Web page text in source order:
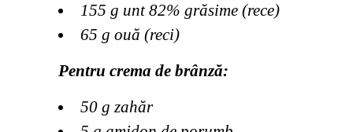
155 g unt 82% grăsime (rece)
65 g ouă (reci)
Pentru crema de brânză:
50 g zahăr